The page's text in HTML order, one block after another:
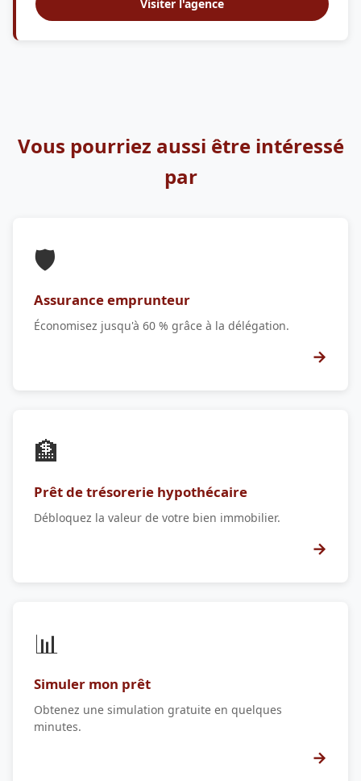
Visiter l'agence
Vous pourriez aussi être intéressé
par
🛡️
Assurance emprunteur
Économisez jusqu'à 60 % grâce à la délégation.
→
🏦
Prêt de trésorerie hypothécaire
Débloquez la valeur de votre bien immobilier.
→
📊
Simuler mon prêt
Obtenez une simulation gratuite en quelques
minutes.
→